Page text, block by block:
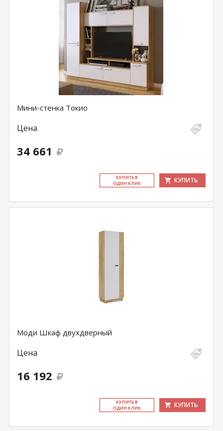
Мини-стенка Токио
Цена
34 661
КУ­ПИТЬ В
ОДИН КЛИК
КУПИТЬ
Моди Шкаф двухдверный
Цена
16 192
КУ­ПИТЬ В
ОДИН КЛИК
КУПИТЬ